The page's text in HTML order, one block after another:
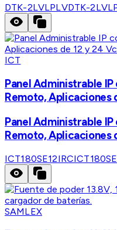
DTK-2LVLPLVDTK-
ICT
Panel Administrable
Remoto, Aplicaciones
Panel Administrable
Remoto, Aplicaciones
ICT180SE12IRC
SAMLEX